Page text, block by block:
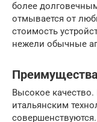
более
отмывается от
стоимость
нежели обычные
Преимущества
Высокое
итальянским